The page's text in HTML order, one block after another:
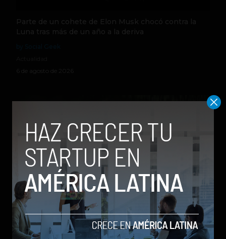
Parte de un cohete de Elon Musk chocó contra la
Luna tras más de un año a la deriva
6 de agosto de 2026
Qwen 3.8-Max, la nueva IA de Alibaba que desafía a
los modelos más poderosos
by Sergio Ramos